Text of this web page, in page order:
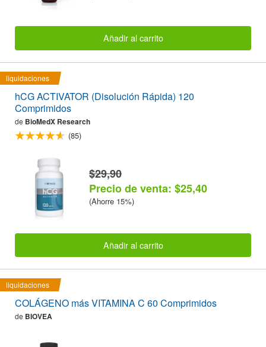
Añadir al carrito
liquidaciones
hCG ACTIVATOR (Disolución Rápida) 120
Comprimidos
de BioMedX Research
(85)
$29,90
Precio de venta: $25,40
(Ahorre 15%)
Añadir al carrito
liquidaciones
COLÁGENO más VITAMINA C 60 Comprimidos
de BIOVEA